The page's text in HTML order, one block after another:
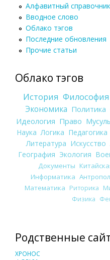
Алфавитный справочник
Вводное слово
Облако тэгов
Последние обновления
Прочие статьи
Облако тэгов
История Философия
Экономика Политика
Идеология Право
Наука Логика Педагогика
Литература Искусство
География Экология
Документы
Информатика
Математика Риторика
Физика
Родственные
ХРОНОС